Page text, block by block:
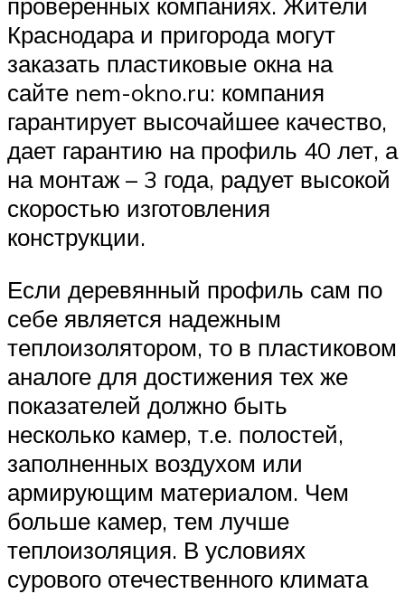
Краснодара и пригорода могут
заказать пластиковые окна на
сайте nem-okno.ru: компания
гарантирует высочайшее качество,
дает гарантию на профиль 40 лет, а
на монтаж – 3 года, радует высокой
скоростью изготовления
конструкции.
Если деревянный профиль сам по
себе является надежным
теплоизолятором, то в пластиковом
аналоге для достижения тех же
показателей должно быть
несколько камер, т.е. полостей,
заполненных воздухом или
армирующим материалом. Чем
больше камер, тем лучше
теплоизоляция. В условиях
сурового отечественного климата